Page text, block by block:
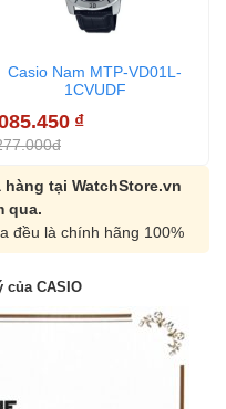
Casio Nam MTP-VD01L-
1CVUDF
₫
hàng tại WatchStore.vn
qua.
đều là chính hãng 100%
của CASIO